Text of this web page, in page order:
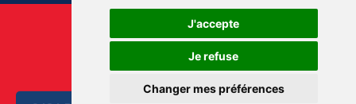
J'accepte
Je refuse
Changer mes préférences